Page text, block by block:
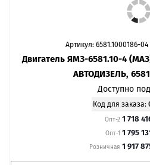
Артикул: 6581.1000186-
Двигатель ЯМЗ-6581.10-4
АВТОДИЗЕЛЬ,
Доступно
Код для заказа:
Опт-2 1 718
Опт-1 1 795
Розничная 1 917